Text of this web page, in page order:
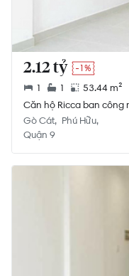
2.12 tỷ -1%
1 1
53.44 m²
Căn hộ Ricca ban công
Gò Cát
Phú Hữu
Quận 9